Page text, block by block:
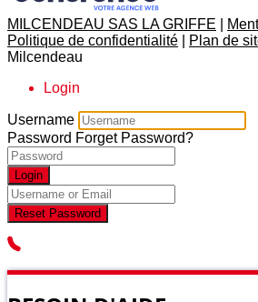
MILCENDEAU SAS LA GRIFFE
Politique de confidentialité
Plan de
Milcendeau
Login
Username
Password Forget Password?
Login
Reset Password